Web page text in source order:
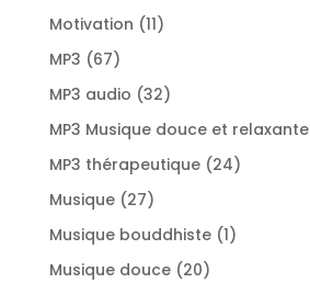
Motivation 1111
MP3 6767
produits
MP3 audio 3232
produits
MP3 Musique douce et relaxante
MP3 thérapeutique 2424
Musique 2727
produits
Musique bouddhiste 11
Musique douce 2020